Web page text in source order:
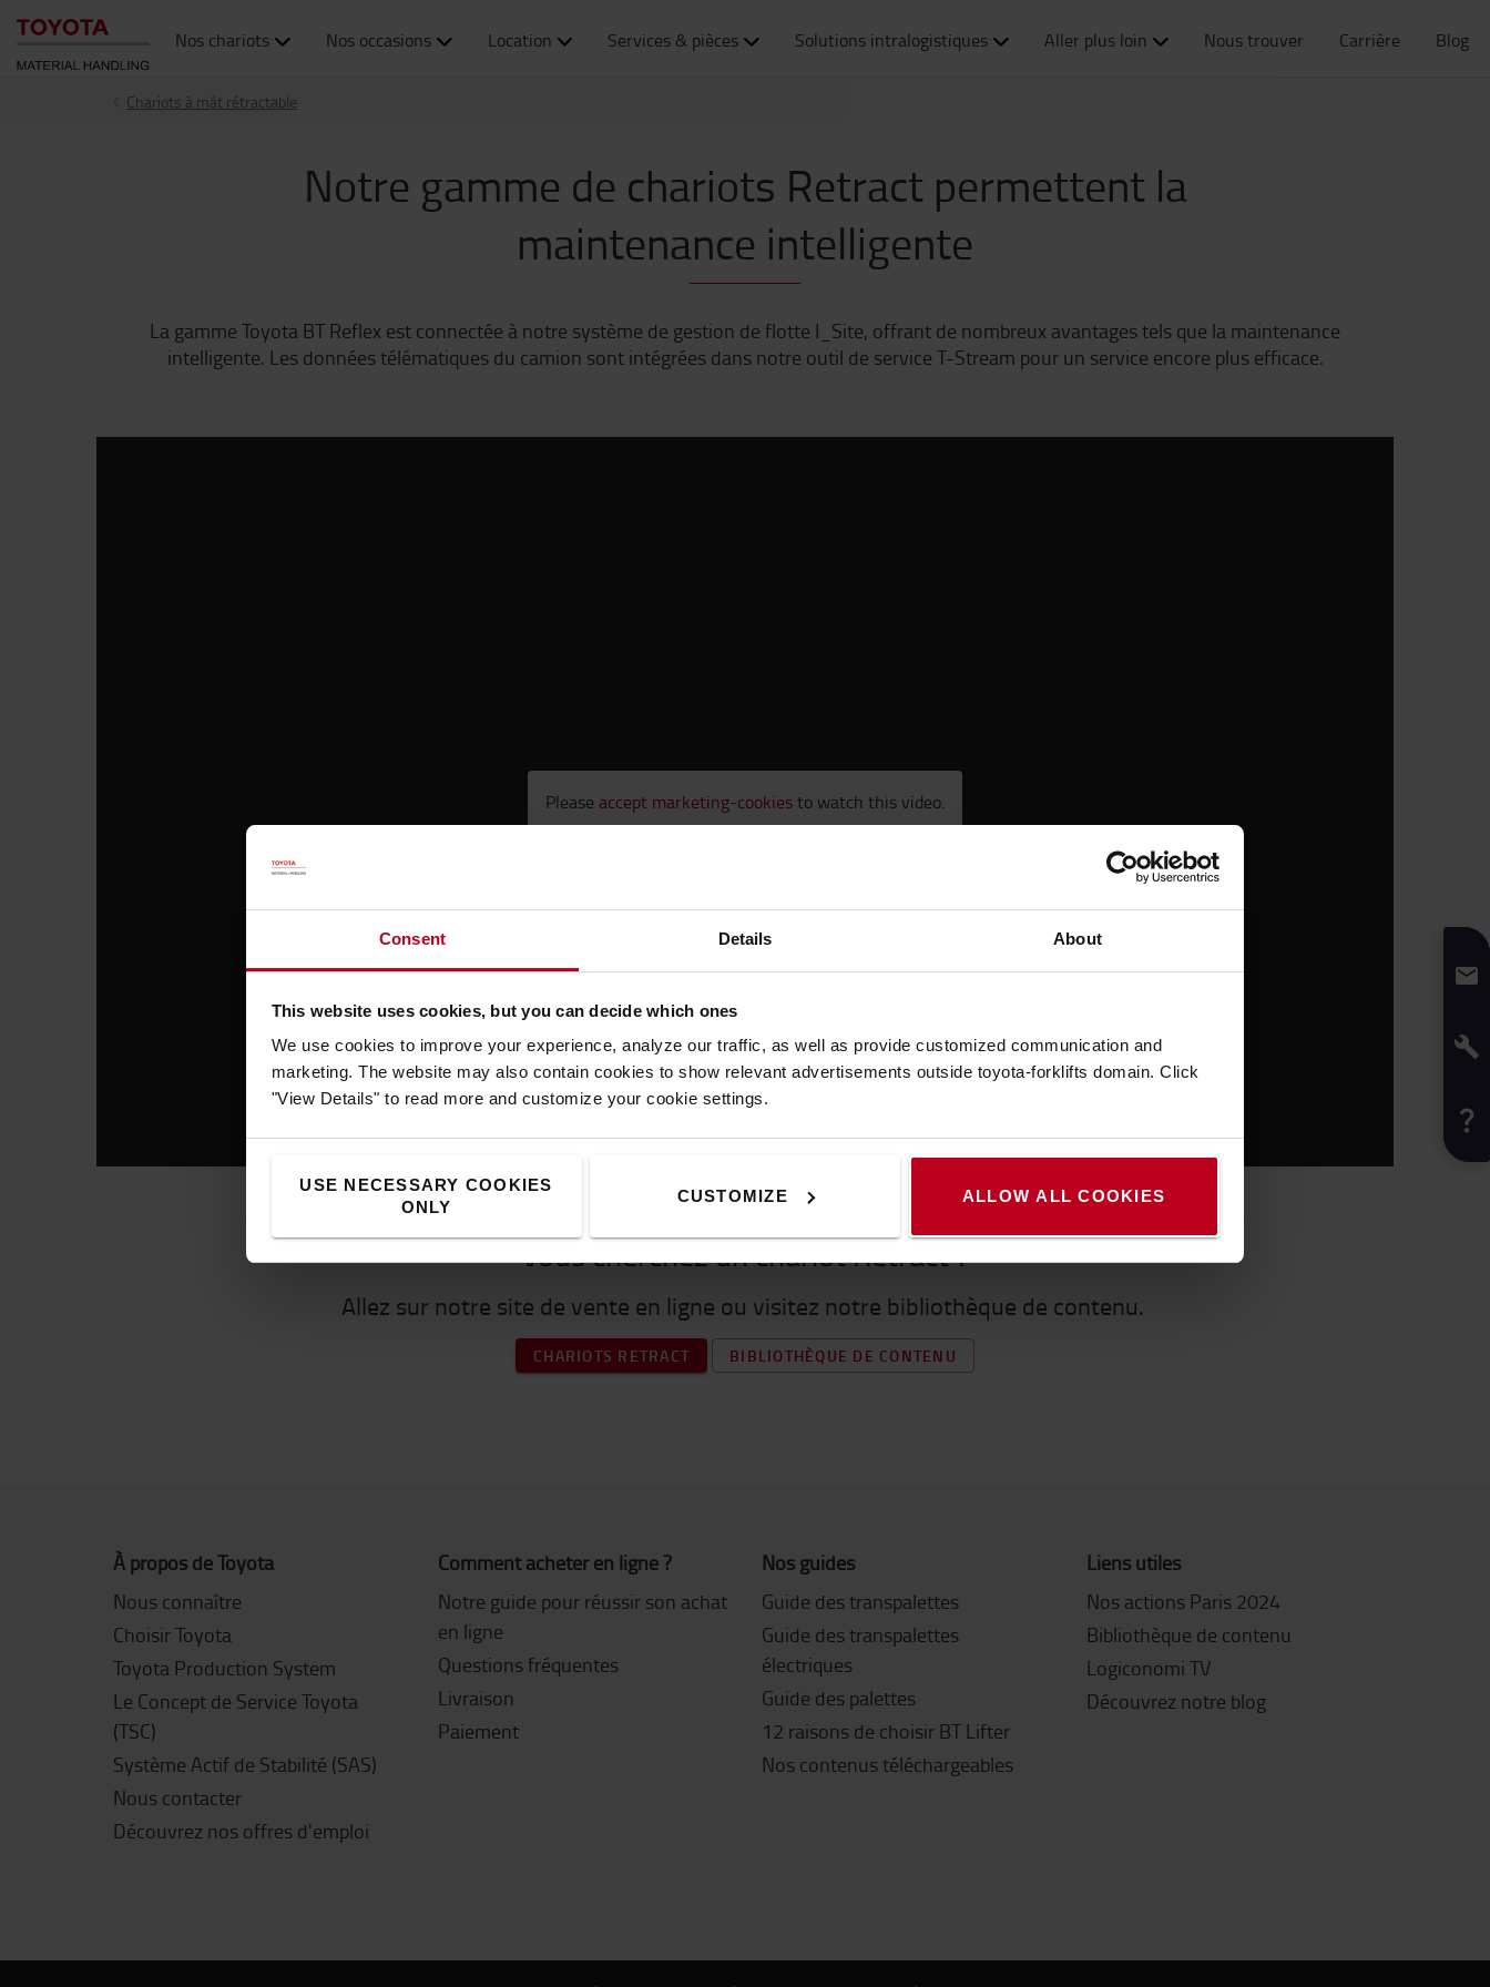
Consent Details About
This website uses cookies, but you can decide which ones
We use cookies to improve your experience, analyze our traffic, as well as provide customized communication and
marketing. The website may also contain cookies to show relevant advertisements outside toyota-forklifts domain. Click
"View Details" to read more and customize your cookie settings.
USE NECESSARY COOKIES
ONLY
CUSTOMIZE ALLOW ALL COOKIES
Nos chariots Nos occasions Location Services & pièces Solutions intralogistiques Aller plus loin Nous trouver Carrière Blog
Chariots à mât rétractable
Notre gamme de chariots Retract permettent la
maintenance intelligente
La gamme Toyota BT Reflex est connectée à notre système de gestion de flotte I_Site, offrant de nombreux avantages tels que la maintenance
intelligente. Les données télématiques du camion sont intégrées dans notre outil de service T-Stream pour un service encore plus efficace.
Please accept marketing-cookiesto watch this video.
Vous cherchez un chariot Retract ?
Allez sur notre site de vente en ligne ou visitez notre bibliothèque de contenu.
CHARIOTS RETRACT BIBLIOTHÈQUE DE CONTENU
À propos de Toyota
Nous connaître
Choisir Toyota
Toyota Production System
Le Concept de Service Toyota
(TSC)
Système Actif de Stabilité (SAS)
Nous contacter
Découvrez nos offres d'emploi
Comment acheter en ligne ?
Notre guide pour réussir son achat
en ligne
Questions fréquentes
Livraison
Paiement
Nos guides
Guide des transpalettes
Guide des transpalettes
électriques
Guide des palettes
12 raisons de choisir BT Lifter
Nos contenus téléchargeables
Liens utiles
Nos actions Paris 2024
Bibliothèque de contenu
Logiconomi TV
Découvrez notre blog